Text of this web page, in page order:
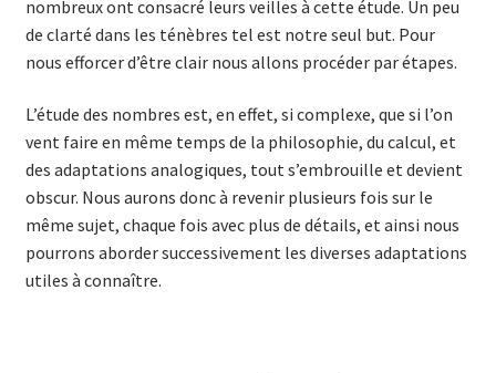
nombreux ont consacré leurs veilles à cette étude. Un peu
de clarté dans les ténèbres tel est notre seul but. Pour
nous efforcer d’être clair nous allons procéder par étapes.
L’étude des nombres est, en effet, si complexe, que si l’on
vent faire en même temps de la philosophie, du calcul, et
des adaptations analogiques, tout s’embrouille et devient
obscur. Nous aurons donc à revenir plusieurs fois sur le
même sujet, chaque fois avec plus de détails, et ainsi nous
pourrons aborder successivement les diverses adaptations
utiles à connaître.